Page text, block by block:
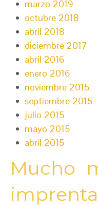
marzo 2019
octubre 2018
abril 2018
diciembre 2017
abril 2016
enero 2016
noviembre 2015
septiembre 2015
julio 2015
mayo 2015
abril 2015
Mucho
imprenta